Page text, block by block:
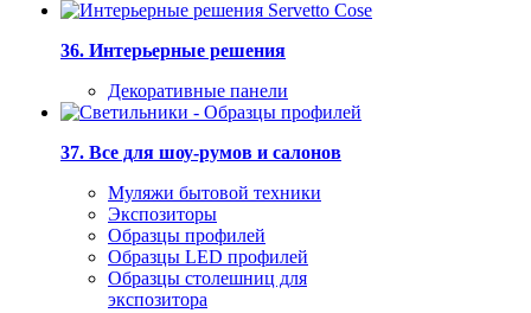
36. Интерьерные решения
Декоративные панели
37. Все для шоу-румов и салонов
Муляжи бытовой техники
Экспозиторы
Образцы профилей
Образцы LED профилей
Образцы столешниц для
экспозитора